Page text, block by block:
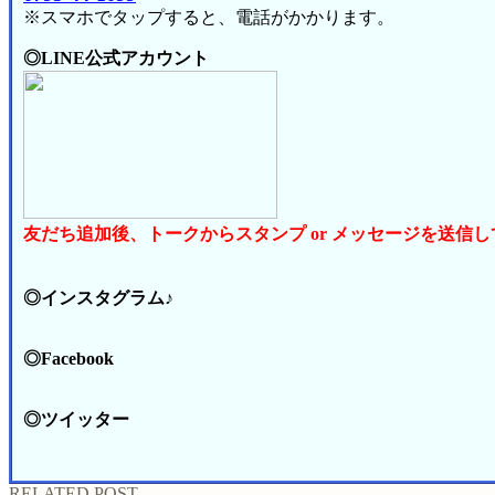
※スマホでタップすると、電話がかかります。
◎LINE公式アカウント
友だち追加後、トークからスタンプ or メッセージを送信し
◎インスタグラム♪
◎Facebook
◎ツイッター